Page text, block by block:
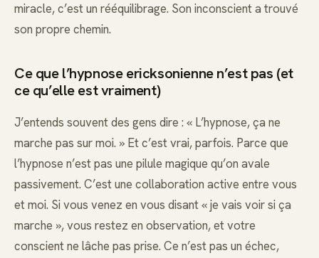
miracle, c’est un rééquilibrage. Son inconscient a trouvé
son propre chemin.
Ce que l’hypnose ericksonienne n’est pas (et
ce qu’elle est vraiment)
J’entends souvent des gens dire : « L’hypnose, ça ne
marche pas sur moi. » Et c’est vrai, parfois. Parce que
l’hypnose n’est pas une pilule magique qu’on avale
passivement. C’est une collaboration active entre vous
et moi. Si vous venez en vous disant « je vais voir si ça
marche », vous restez en observation, et votre
conscient ne lâche pas prise. Ce n’est pas un échec,